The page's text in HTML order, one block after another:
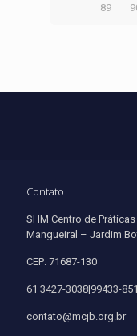
89
Contato
SHM Centro de
Mangueiral – Jardim
CEP: 71687-130
61 3427-3038|99433-
contato@mcjb.org.br